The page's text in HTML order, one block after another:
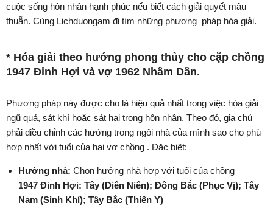
cuộc sống hôn nhân hạnh phúc nếu biết cách giải quyết mâu
thuẫn. Cùng Lichduongam đi tìm những phương pháp hóa giải.
* Hóa giải theo hướng phong thủy cho cặp chồng
1947 Đinh Hợi và vợ 1962 Nhâm Dần.
Phương pháp này được cho là hiệu quả nhất trong việc hóa giải
ngũ quả, sát khí hoặc sát hại trong hôn nhân. Theo đó, gia chủ
phải điều chỉnh các hướng trong ngôi nhà của mình sao cho phù
hợp nhất với tuổi của hai vợ chồng . Đặc biệt:
Hướng nhà: Chọn hướng nhà hợp với tuổi của chồng
1947 Đinh Hợi: Tây (Diên Niên); Đông Bắc (Phục Vị); Tây
Nam (Sinh Khí); Tây Bắc (Thiên Y)